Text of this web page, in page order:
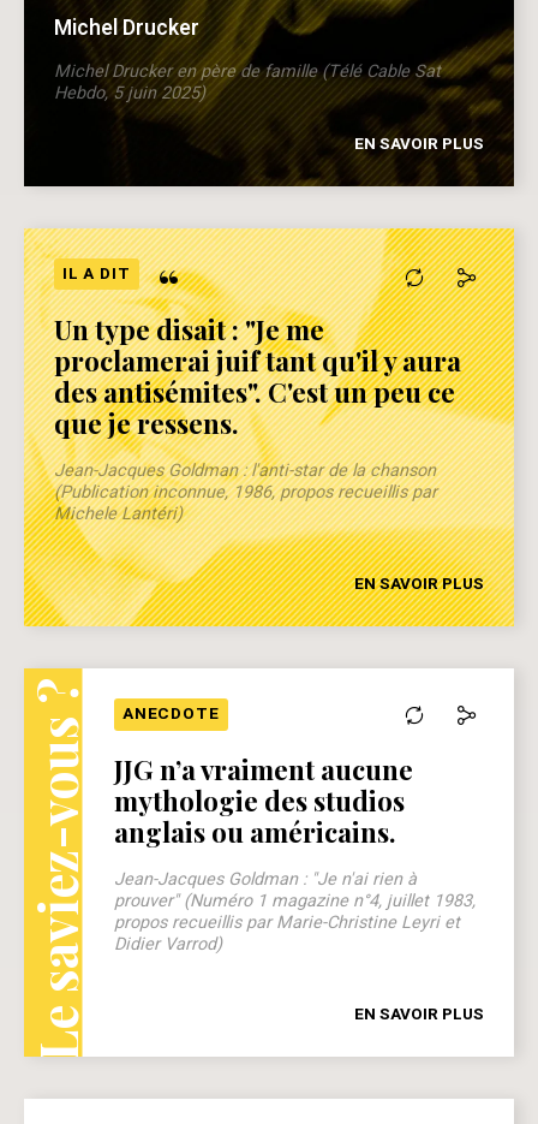
Michel Drucker
Michel Drucker en père de famille (Télé Cable Sat
Hebdo, 5 juin 2025)
EN SAVOIR PLUS
IL A DIT “
Un type disait : "Je me
proclamerai juif tant qu'il y aura
des antisémites". C'est un peu ce
que je ressens.
Jean-Jacques Goldman : l'anti-star de la chanson
(Publication inconnue, 1986, propos recueillis par
Michele Lantéri)
EN SAVOIR PLUS
Le saviez-vous ? ANECDOTE
JJG n’a vraiment aucune
mythologie des studios
anglais ou américains.
Jean-Jacques Goldman : "Je n'ai rien à
prouver" (Numéro 1 magazine n°4, juillet 1983,
propos recueillis par Marie-Christine Leyri et
Didier Varrod)
EN SAVOIR PLUS